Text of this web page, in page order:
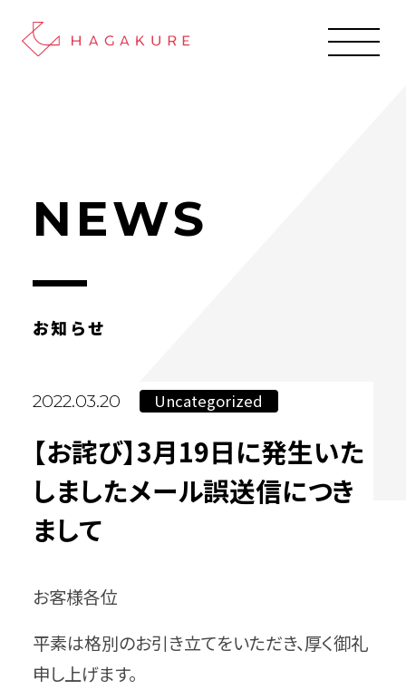
NEWS
お知らせ
2022.03.20 Uncategorized
【お詫び】3月19日に発生いた
しましたメール誤送信につき
まして
お客様各位
平素は格別のお引き立てをいただき、厚く御礼
申し上げます。